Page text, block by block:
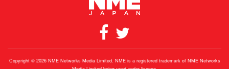
Copyright © 2026 NME Networks Media Limited. NME is a registered trademark of NME Networks